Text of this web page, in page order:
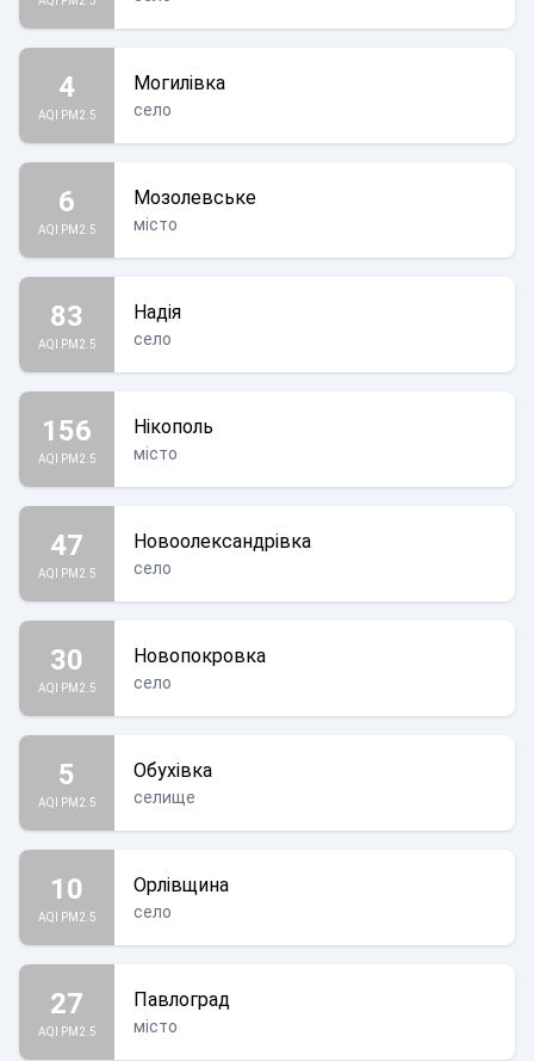
4
AQI PM2.5
Могилівка
село
6
AQI PM2.5
Мозолевське
місто
83
AQI PM2.5
Надія
село
156
AQI PM2.5
Нікополь
місто
47
AQI PM2.5
Новоолександрівка
село
30
AQI PM2.5
Новопокровка
село
5
AQI PM2.5
Обухівка
селище
10
AQI PM2.5
Орлівщина
село
27
AQI PM2.5
Павлоград
місто